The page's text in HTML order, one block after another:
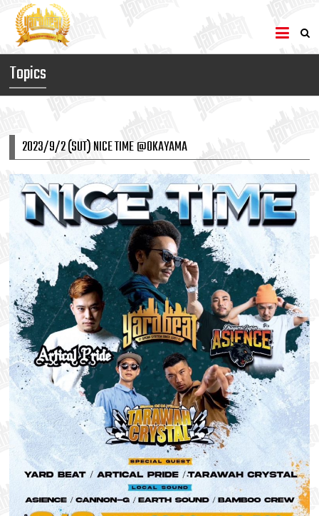
Topics
2023/9/2 (SUT) NICE TIME @OKAYAMA